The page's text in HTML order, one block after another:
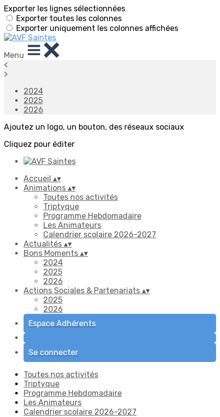
Exporter les lignes sélectionnées
Exporter toutes les colonnes
Exporter uniquement les colonnes affichées
Menu
<
>
2024
2025
2026
Ajoutez un logo, un bouton, des réseaux sociaux
Cliquez pour éditer
Accueil ▴▾
Animations ▴▾
Toutes nos activités
Triptyque
Programme Hebdomadaire
Les Animateurs
Calendrier scolaire 2026-2027
Actualités ▴▾
Bons Moments ▴▾
2024
2025
2026
Actions Sociales & Partenariats ▴▾
2025
2026
Espace Adhérents
Se connecter
Toutes nos activités
Triptyque
Programme Hebdomadaire
Les Animateurs
Calendrier scolaire 2026-2027